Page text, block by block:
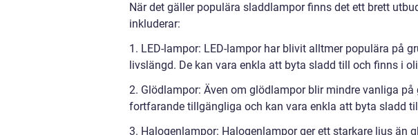
När det gäller populära sladdlampor finns det ett brett
inkluderar:
1. LED-lampor: LED-lampor har blivit alltmer populära på
livslängd. De kan vara enkla att byta sladd till och finns i
2. Glödlampor: Även om glödlampor blir mindre vanliga
fortfarande tillgängliga och kan vara enkla att byta sladd
3. Halogenlampor: Halogenlampor ger ett starkare ljus än